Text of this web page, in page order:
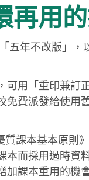
再用
五年不改版」
可用「重印兼訂
免費派發給使
質課本基本原則
本而採用過時資
加課本重用的機